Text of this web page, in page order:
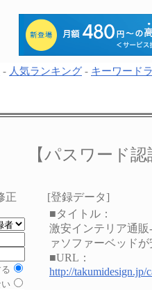
- 人気ランキング - キーワード
【パスワード
正
[登録データ]
■タイトル：
激安インテリア通販
ァソファーベッドが
■URL：
http://takumidesign.jp/